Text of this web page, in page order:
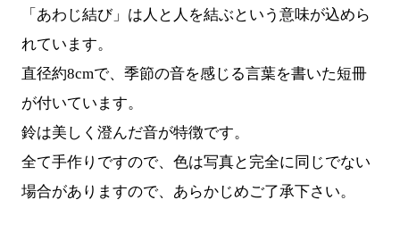
「あわじ結び」は人と人を結ぶという意味が込めら
れています。
直径約8cmで、季節の音を感じる言葉を書いた短冊
が付いています。
鈴は美しく澄んだ音が特徴です。
全て手作りですので、色は写真と完全に同じでない
場合がありますので、あらかじめご了承下さい。